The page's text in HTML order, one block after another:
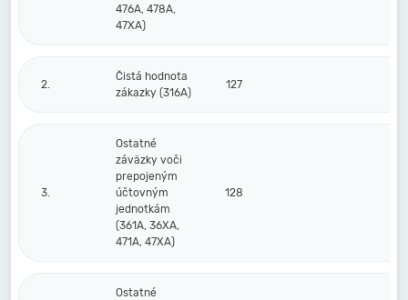
476A, 478A,
47XA)
2.
Čistá hodnota
zákazky (316A)
127
3.
Ostatné
záväzky voči
prepojeným
účtovným
jednotkám
(361A, 36XA,
471A, 47XA)
128
Ostatné